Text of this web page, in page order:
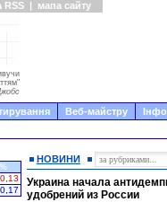
RSS | мапа сайту
Веб-майстру
НОВИНИ
Украина начала
удобрений из России
%
0,13
0,17